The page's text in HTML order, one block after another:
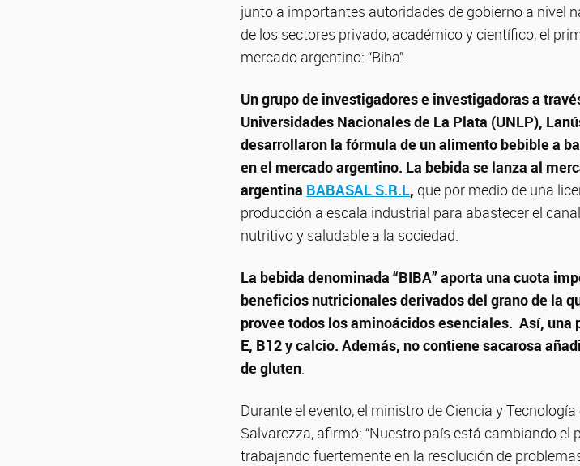
junto a importantes autoridades de gobierno a nivel
de los sectores privado, académico y científico, el
mercado argentino: “Biba”.
Un grupo de investigadores e investigadoras a
Universidades Nacionales de La Plata (UNLP),
desarrollaron la fórmula de un alimento bebible a
en el mercado argentino. La bebida se lanza al
argentina BABASAL S.R.L, que por medio de una
producción a escala industrial para abastecer el
nutritivo y saludable a la sociedad.
La bebida denominada “BIBA” aporta una cuota
beneficios nutricionales derivados del grano de la
provee todos los aminoácidos esenciales. Así, una
E, B12 y calcio. Además, no contiene sacarosa
de gluten.
Durante el evento, el ministro de Ciencia y
Salvarezza, afirmó: “Nuestro país está cambiando el
trabajando fuertemente en la resolución de